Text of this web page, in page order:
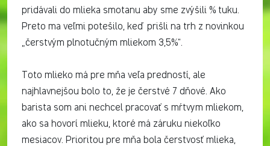
pridávali do mlieka smotanu aby sme zvýšili % tuku.
Preto ma veľmi potešilo, keď prišli na trh z novinkou
„čerstvým plnotučným mliekom 3,5%“.
Toto mlieko má pre mňa veľa predností, ale
najhlavnejšou bolo to, že je čerstvé 7 dňové. Ako
barista som ani nechcel pracovať s mŕtvym mliekom,
ako sa hovorí mlieku, ktoré má záruku niekoľko
mesiacov. Prioritou pre mňa bola čerstvosť mlieka,